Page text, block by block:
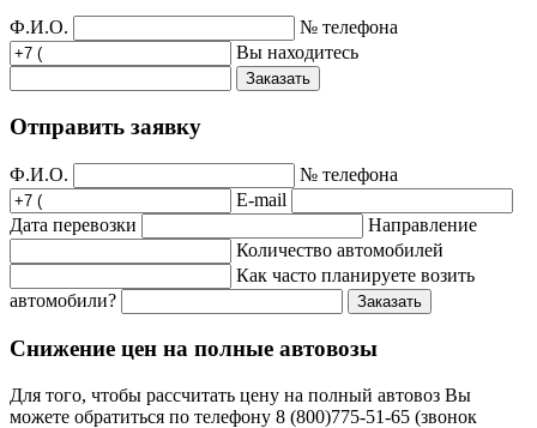
Ф.И.О.
№ телефона
Вы находитесь
Заказать
Отправить заявку
Ф.И.О.
№ телефона
E-mail
Дата перевозки
Направление
Количество автомобилей
Как часто планируете возить
автомобили?
Заказать
Снижение цен на полные автовозы
Для того, чтобы рассчитать цену на полный автовоз Вы
можете обратиться по телефону 8 (800)775-51-65 (звонок